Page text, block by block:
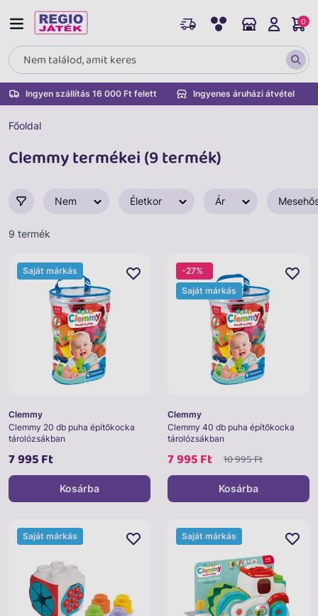
Ingyen szállítás 16 000 Ft felett Ingyenes áruházi átvétel
0
Főoldal
Clemmy termékei (9 termék)
Nem Életkor Ár
9 termék
Clemmy
Clemmy 20 db puha építőkocka
tárolózsákban
7 995 Ft
Saját márkás
Kosárba
Clemmy
Clemmy 40 db puha építőkocka
tárolózsákban
7 995 Ft 10 995 Ft
-27%
Saját márkás
Kosárba
Saját márkás Saját márkás